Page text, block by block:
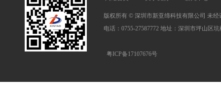
版权所有 © 深圳市新亚缔科技有限公司 未经
电话：0755-27587772 地址：深圳市坪山区
粤ICP备17107676号